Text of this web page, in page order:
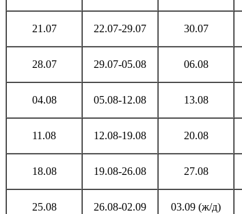
21.07 22.07-29.07 30.07
28.07 29.07-05.08 06.08
04.08 05.08-12.08 13.08
11.08 12.08-19.08 20.08
18.08 19.08-26.08 27.08
25.08 26.08-02.09 03.09 (ж/д)